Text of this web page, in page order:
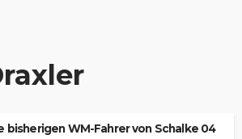
bisherigen WM-Fahrer von Schalke 04